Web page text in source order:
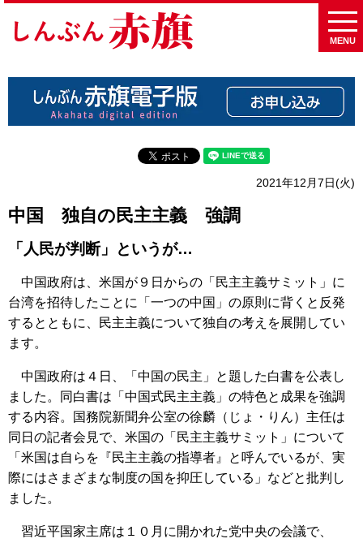
MENU
2021年12月7日(火)
中国 独自の民主主義 強調
「人民が判断」というが…
中国政府は、米国が９日からの「民主主義サミット」に
台湾を招待したことに「一つの中国」の原則に背くと反発
するとともに、民主主義について独自の考えを展開してい
ます。
中国政府は４日、「中国の民主」と題した白書を公表し
ました。同白書は「中国式民主主義」の特色と成果を強調
する内容。国務院新聞弁公室の徐麟（じょ・りん）主任は
同日の記者会見で、米国の「民主主義サミット」について
「米国は自らを『民主主義の指導者』と呼んでいるが、実
際にはさまざまな制度の国を抑圧している」などと批判し
ました。
習近平国家主席は１０月に開かれた党中央の会議で、